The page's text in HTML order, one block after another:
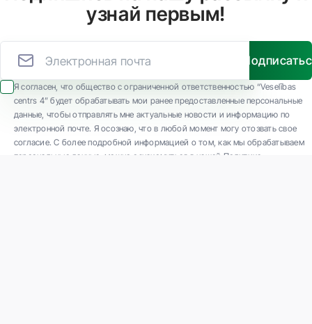
узнай первым!
Я согласен, что общество с ограниченной ответственностью “Veselības
centrs 4” будет обрабатывать мои ранее предоставленные персональные
данные, чтобы отправлять мне актуальные новости и информацию по
электронной почте. Я осознаю, что в любой момент могу отозвать свое
согласие. С более подробной информацией о том, как мы обрабатываем
персональные данные, можно ознакомиться в нашей Политике